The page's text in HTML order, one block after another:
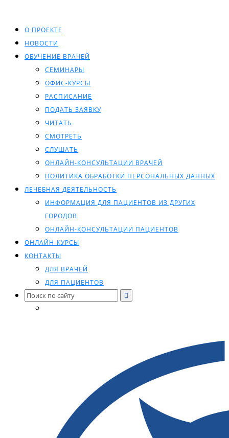
О ПРОЕКТЕ
НОВОСТИ
ОБУЧЕНИЕ ВРАЧЕЙ
СЕМИНАРЫ
ОФИС-КУРСЫ
РАСПИСАНИЕ
ПОДАТЬ ЗАЯВКУ
ЧИТАТЬ
СМОТРЕТЬ
СЛУШАТЬ
ОНЛАЙН-КОНСУЛЬТАЦИИ ВРАЧЕЙ
ПОЛИТИКА ОБРАБОТКИ ПЕРСОНАЛЬНЫХ ДАННЫХ
ЛЕЧЕБНАЯ ДЕЯТЕЛЬНОСТЬ
ИНФОРМАЦИЯ ДЛЯ ПАЦИЕНТОВ ИЗ ДРУГИХ
ГОРОДОВ
ОНЛАЙН-КОНСУЛЬТАЦИИ ПАЦИЕНТОВ
ОНЛАЙН-КУРСЫ
КОНТАКТЫ
ДЛЯ ВРАЧЕЙ
ДЛЯ ПАЦИЕНТОВ
Search
for: